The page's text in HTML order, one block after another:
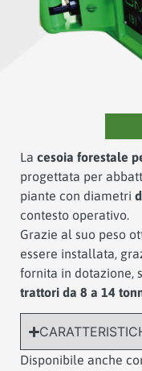
La cesoia forestale
progettata per
piante con diametri
contesto operativo.
Grazie al suo peso
essere installata,
fornita in dotazione,
trattori da 8 a 14
Disponibile anche